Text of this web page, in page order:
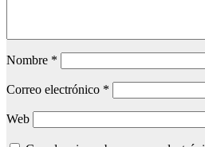
Nombre *
Correo electrónico *
Web